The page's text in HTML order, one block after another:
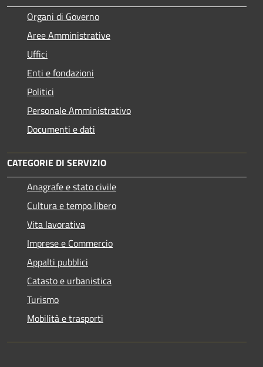
Organi di Governo
Aree Amministrative
Uffici
Enti e fondazioni
Politici
Personale Amministrativo
Documenti e dati
CATEGORIE DI SERVIZIO
Anagrafe e stato civile
Cultura e tempo libero
Vita lavorativa
Imprese e Commercio
Appalti pubblici
Catasto e urbanistica
Turismo
Mobilità e trasporti